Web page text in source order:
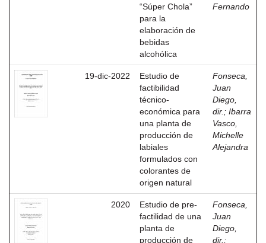
“Súper Chola”
para la
elaboración de
bebidas
alcohólica
Fernando
19-dic-2022
Estudio de
factibilidad
técnico-
económica para
una planta de
producción de
labiales
formulados con
colorantes de
origen natural
Fonseca,
Juan
Diego,
dir. ; Ibarra
Vasco,
Michelle
Alejandra
2020
Estudio de pre-
factilidad de una
planta de
producción de
Fonseca,
Juan
Diego,
dir. ;